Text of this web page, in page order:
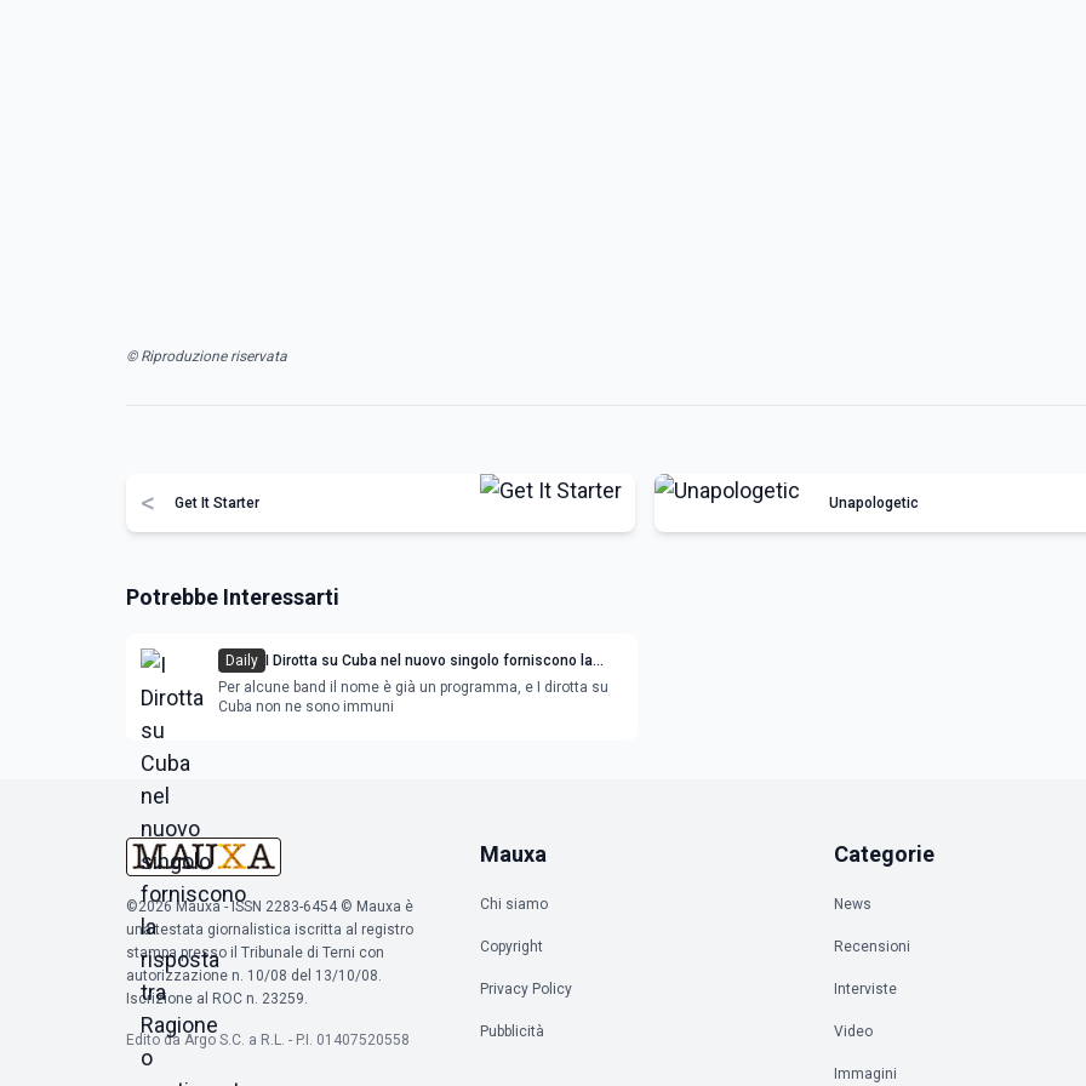
© Riproduzione riservata
< Get It Starter Unapologetic
Potrebbe Interessarti
Daily I Dirotta su Cuba nel nuovo singolo forniscono la
risposta tra Ragione o sentimento
Per alcune band il nome è già un programma, e I dirotta su
Cuba non ne sono immuni
©2026 Mauxa - ISSN 2283-6454 © Mauxa è
una testata giornalistica iscritta al registro
stampa presso il Tribunale di Terni con
autorizzazione n. 10/08 del 13/10/08.
Iscrizione al ROC n. 23259.
Edito da Argo S.C. a R.L. - P.I. 01407520558
Mauxa
Chi siamo
Copyright
Privacy Policy
Pubblicità
Categorie
News
Recensioni
Interviste
Video
Immagini